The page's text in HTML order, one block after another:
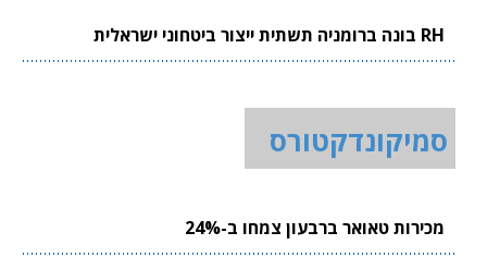
RH בונה ברומניה תשתית ייצור ביטחוני ישראלית
סמיקונדקטורס
מכירות טאואר ברבעון צמחו ב-24%